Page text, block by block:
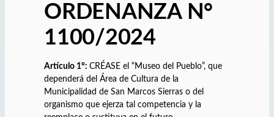
ORDENANZA N°
1100/2024
Artículo 1°: CRÉASE el “Museo del Pueblo”, que
dependerá del Área de Cultura de la
Municipalidad de San Marcos Sierras o del
organismo que ejerza tal competencia y la